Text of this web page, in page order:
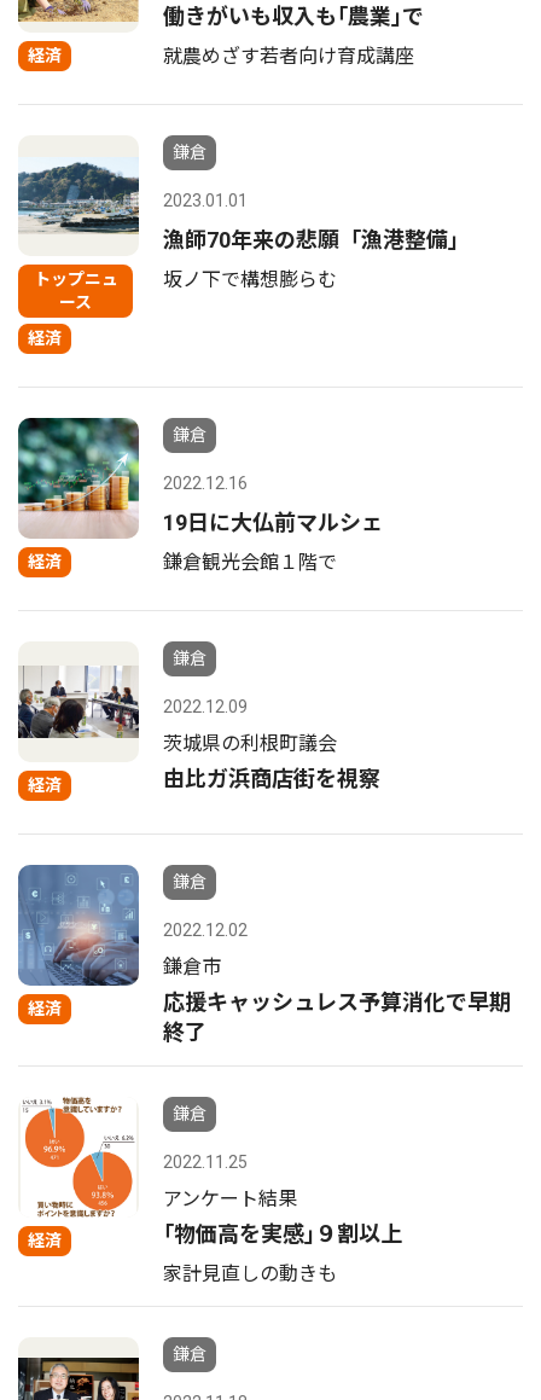
経済
働きがいも収入も｢農業｣で
就農めざす若者向け育成講座
トップニュ
ース
経済
鎌倉
2023.01.01
漁師70年来の悲願「漁港整備」
坂ノ下で構想膨らむ
経済
鎌倉
2022.12.16
19日に大仏前マルシェ
鎌倉観光会館１階で
経済
鎌倉
2022.12.09
茨城県の利根町議会
由比ガ浜商店街を視察
経済
鎌倉
2022.12.02
鎌倉市
応援キャッシュレス予算消化で早期
終了
経済
鎌倉
2022.11.25
アンケート結果
｢物価高を実感｣９割以上
家計見直しの動きも
鎌倉